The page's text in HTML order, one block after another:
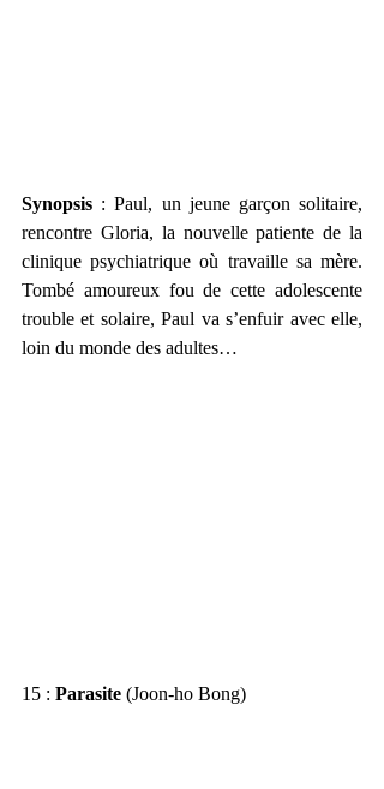
Synopsis : Paul, un jeune garçon solitaire,
rencontre Gloria, la nouvelle patiente de la
clinique psychiatrique où travaille sa mère.
Tombé amoureux fou de cette adolescente
trouble et solaire, Paul va s’enfuir avec elle,
loin du monde des adultes…
15 : Parasite (Joon-ho Bong)